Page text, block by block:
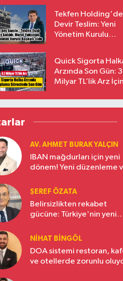
Tekfen Holding'de
Devir Teslim: Yeni
Yönetim Kurulu
Quick Sigorta
Arzında Son Gün:
Milyar TL’lik Arz İçin
Eriyor
AV. AHMET BURAK YALÇIN
IBAN mağdurları için yeni
dönem! Yeni düzenleme
ŞEREF ÖZATA
Belirsizlikten rekabet
gücüne: Türkiye'nin yeni
NIHAT BINGÖL
DOA sistemi restoran,
ve otellerde zorunlu